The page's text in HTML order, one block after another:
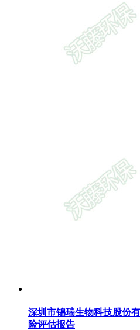
深圳市锦瑞生物科技股份
险评估报告